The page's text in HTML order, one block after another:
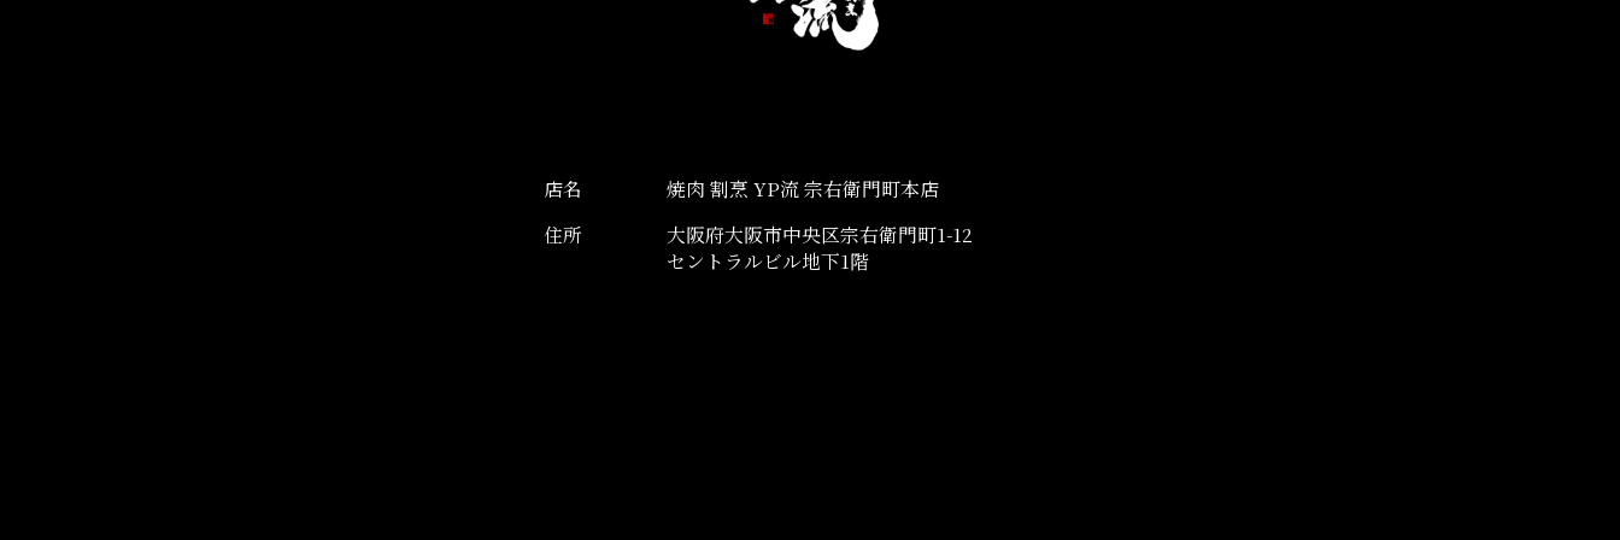
店名
焼肉 割烹 YP流 宗右衛門町本店
住所
大阪府大阪市中央区宗右衛門町1-12
セントラルビル地下1階